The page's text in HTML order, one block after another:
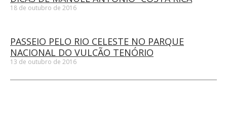
18 de outubro de 2016
PASSEIO PELO RIO CELESTE NO PARQUE
NACIONAL DO VULCÃO TENÓRIO
13 de outubro de 2016